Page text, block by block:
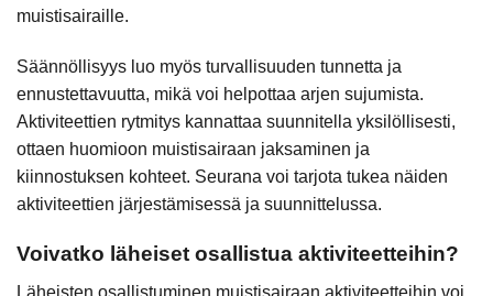
muistisairaille.
Säännöllisyys luo myös turvallisuuden tunnetta ja
ennustettavuutta, mikä voi helpottaa arjen sujumista.
Aktiviteettien rytmitys kannattaa suunnitella yksilöllisesti,
ottaen huomioon muistisairaan jaksaminen ja
kiinnostuksen kohteet. Seurana voi tarjota tukea näiden
aktiviteettien järjestämisessä ja suunnittelussa.
Voivatko läheiset osallistua aktiviteetteihin?
Läheisten osallistuminen muistisairaan aktiviteetteihin voi